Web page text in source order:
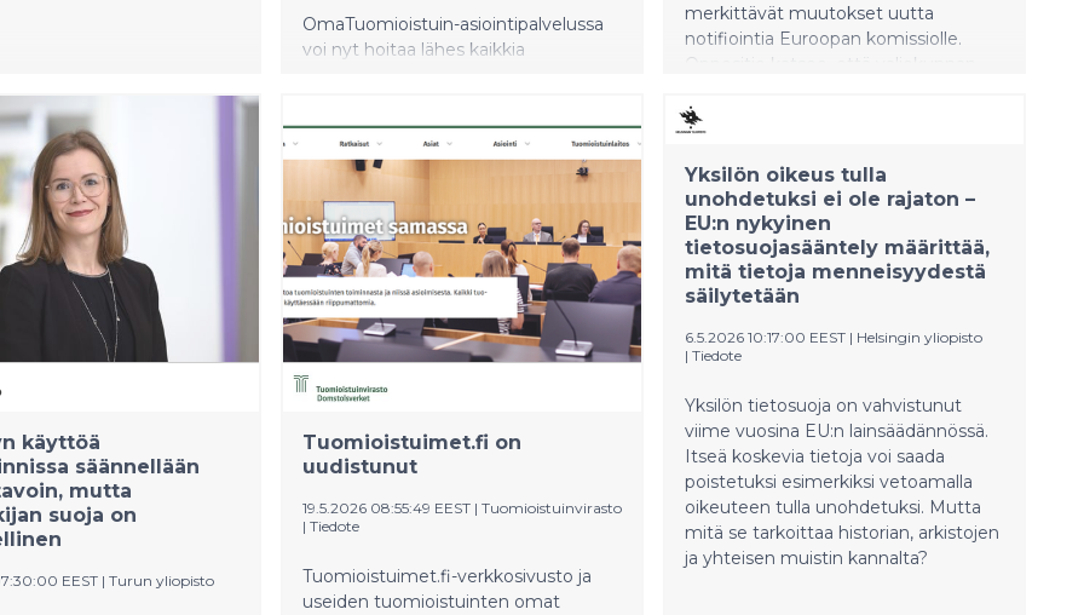
OmaTuomioistuin-asiointipalvelussa
voi nyt hoitaa lähes kaikkia
hoitaa vain omia asioitaan.
Asiamiehenä asiointi ja muu toisen
henkilön ja yrityksen puolesta asiointi
on tulossa mahdolliseksi
myöhemmin.
merkittävät muutokset uutta
notifiointia Euroopan komissiolle.
Oppositio katsoo, että valiokunnan
muutokset ovat synnyttäneet
vakavan epävarmuuden siitä,
täyttääkö valmistelu lakiesitys
Euroopan unionin avoimuusdirektiivin
edellyttämät notifiointivelvoitteet.
käyttöä
säännellään
mutta
suoja on
EEST | Turun yliopisto
Tuomioistuimet.fi on
uudistunut
19.5.2026 08:55:49 EEST | Tuomioistuinvirasto
| Tiedote
Tuomioistuimet.fi-verkkosivusto ja
useiden tuomioistuinten omat
Yksilön oikeus tulla
unohdetuksi ei ole rajaton –
EU:n nykyinen
tietosuojasääntely määrittää,
mitä tietoja menneisyydestä
säilytetään
6.5.2026 10:17:00 EEST | Helsingin yliopisto
| Tiedote
Yksilön tietosuoja on vahvistunut
viime vuosina EU:n lainsäädännössä.
Itseä koskevia tietoja voi saada
poistetuksi esimerkiksi vetoamalla
oikeuteen tulla unohdetuksi. Mutta
mitä se tarkoittaa historian, arkistojen
ja yhteisen muistin kannalta?